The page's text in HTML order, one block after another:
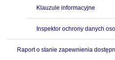
Klauzule informacyjne
Inspektor ochrony danych
Raport o stanie zapewnienia